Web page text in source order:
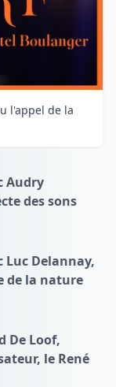
l'appel de la
Audry
des sons
Luc Delannay,
de la nature
De Loof,
le René